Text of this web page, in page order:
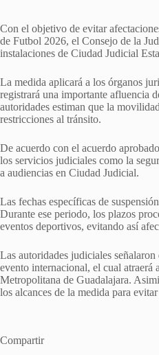
Con el objetivo de evitar
de Futbol 2026, el Consejo de la
instalaciones de Ciudad Judicial
La medida aplicará a los órganos
registrará una importante afluencia
autoridades estiman que la
restricciones al tránsito.
De acuerdo con el acuerdo
los servicios judiciales como la
a audiencias en Ciudad Judicial.
Las fechas específicas de
Durante ese periodo, los plazos
eventos deportivos, evitando así
Las autoridades judiciales
evento internacional, el cual atraerá
Metropolitana de Guadalajara.
los alcances de la medida para
Compartir